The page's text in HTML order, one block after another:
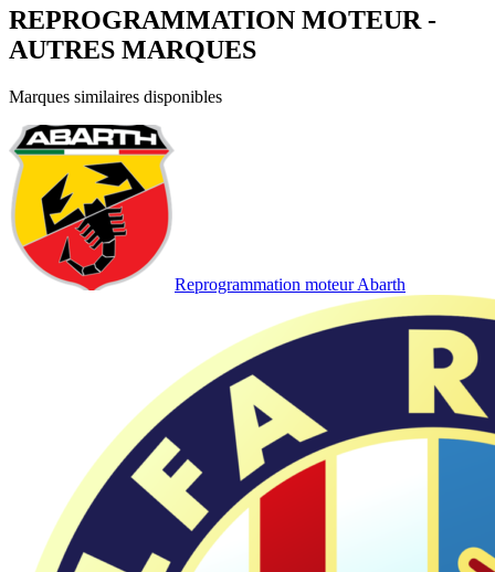
REPROGRAMMATION MOTEUR -
AUTRES MARQUES
Marques similaires disponibles
Reprogrammation moteurAbarth